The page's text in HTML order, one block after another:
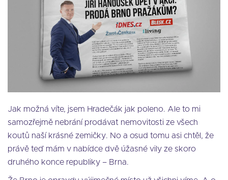
Jak možná víte, jsem Hradečák jak poleno. Ale to mi
samozřejmě nebrání prodávat nemovitosti ze všech
koutů naší krásné zemičky. No a osud tomu asi chtěl, že
právě teď mám v nabídce dvě úžasné vily ze skoro
druhého konce republiky – Brna.